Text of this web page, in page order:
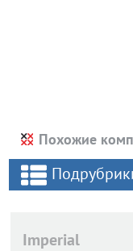
Похожие
Imperial